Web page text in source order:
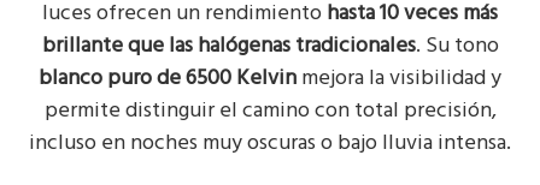
luces ofrecen un rendimientohasta 10 veces más
brillante que las halógenas tradicionales. Su tono
blanco puro de 6500 Kelvinmejora la visibilidad y
permite distinguir el camino con total precisión,
incluso en noches muy oscuras o bajo lluvia intensa.